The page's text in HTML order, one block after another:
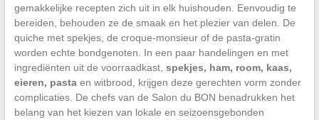
gemakkelijke recepten zich uit in elk huishouden. Eenvoudig te
bereiden, behouden ze de smaak en het plezier van delen. De
quiche met spekjes, de croque-monsieur of de pasta-gratin
worden echte bondgenoten. In een paar handelingen en met
ingrediënten uit de voorraadkast, spekjes, ham, room, kaas,
eieren, pastaen witbrood, krijgen deze gerechten vorm zonder
complicaties. De chefs van de Salon du BON benadrukken het
belang van het kiezen van lokale en seizoensgebonden